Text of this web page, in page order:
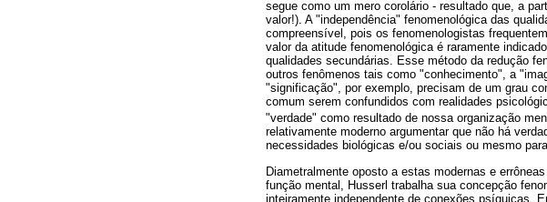
segue como um mero corolário - resultado que, a
valor!). A "independência" fenomenológica das
compreensível, pois os fenomenologistas
valor da atitude fenomenológica é raramente
qualidades secundárias. Esse método da redução
outros fenômenos tais como "conhecimento", a
"significação", por exemplo, precisam de um grau
comum serem confundidos com realidades
"verdade" como resultado de nossa organização
relativamente moderno argumentar que não há
necessidades biológicas e/ou sociais ou mesmo
Diametralmente oposto a estas modernas e
função mental, Husserl trabalha sua concepção
inteiramente independente de conexões psíquicas.